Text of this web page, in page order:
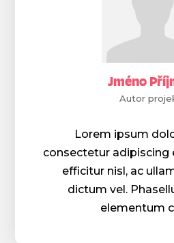
Jméno
Autor
Lorem ipsum
consectetur adipiscing
efficitur nisl, ac
dictum vel.
elementum